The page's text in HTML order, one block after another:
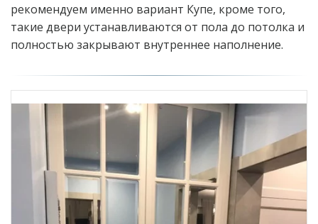
рекомендуем именно вариант Купе, кроме того,
такие двери устанавливаются от пола до потолка и
полностью закрывают внутреннее наполнение.